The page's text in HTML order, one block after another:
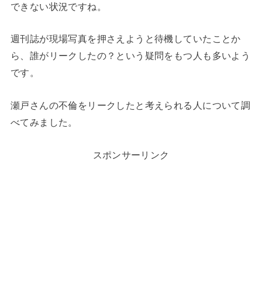
できない状況ですね。
週刊誌が現場写真を押さえようと待機していたことか
ら、誰がリークしたの？という疑問をもつ人も多いよう
です。
瀬戸さんの不倫をリークしたと考えられる人について調
べてみました。
スポンサーリンク